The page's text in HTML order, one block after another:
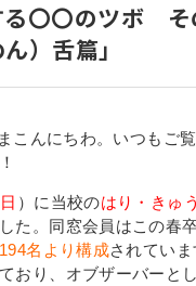
る〇〇のツボ
）舌篇」
こんにちわ。いつもご
日 ）に当校のはり・きゅ
た。同窓会員はこの春
名より構成されてい
おり、オブザーバーと